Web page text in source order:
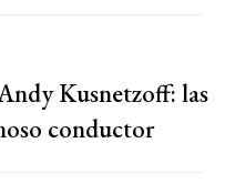
Kusnetzoff: las
conductor